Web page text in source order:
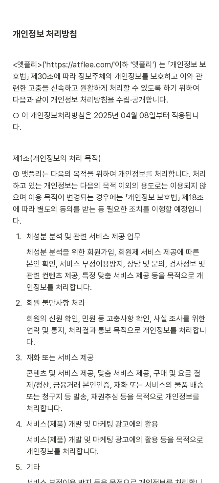
개인정보 처리방침
<앳플리>('https://atflee.com/'이하 '앳플리') 는 「개인정보 보
호법」 제30조에 따라 정보주체의 개인정보를 보호하고 이와 관
련한 고충을 신속하고 원활하게 처리할 수 있도록 하기 위하여
다음과 같이 개인정보 처리방침을 수립·공개합니다.
○ 이 개인정보처리방침은 2025년 04월 08일부터 적용됩니
다.
제1조(개인정보의 처리 목적)
① 앳플리는 다음의 목적을 위하여 개인정보를 처리합니다. 처리
하고 있는 개인정보는 다음의 목적 이외의 용도로는 이용되지 않
으며 이용 목적이 변경되는 경우에는 「개인정보 보호법」 제18조
에 따라 별도의 동의를 받는 등 필요한 조치를 이행할 예정입니
다.
1.
체성분 분석 및 관련 서비스 제공 업무
체성분 분석을 위한 회원가입, 회원제 서비스 제공에 따른
본인 확인, 서비스 부정이용방지, 상담 및 문의, 검사정보 및
관련 컨텐츠 제공, 특정 맞춤 서비스 제공 등을 목적으로 개
인정보를 처리합니다.
2. 회원 불만사항 처리
회원의 신원 확인, 민원 등 고충사항 확인, 사실 조사를 위한
연락 및 통지, 처리결과 통보 목적으로 개인정보를 처리합니
다.
3. 재화 또는 서비스 제공
콘텐츠 및 서비스 제공, 맞춤 서비스 제공, 구매 및 요금 결
제/정산, 금융거래 본인인증, 재화 또는 서비스의 물품 배송
또는 청구지 등 발송, 채권추심 등을 목적으로 개인정보를
처리합니다.
4. 서비스(제품) 개발 및 마케팅 광고에의 활용
서비스(제품) 개발 및 마케팅 광고에의 활용 등을 목적으로
개인정보를 처리합니다.
5. 기타